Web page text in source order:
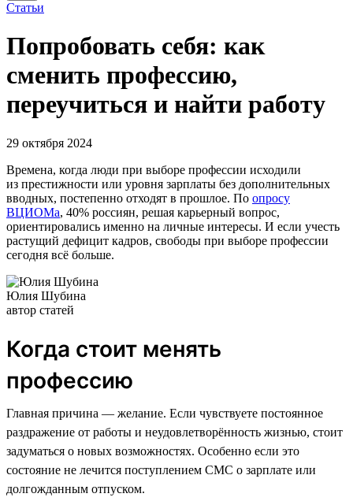
Статьи
Попробовать себя: как
сменить профессию,
переучиться и найти работу
29 октября 2024
Времена, когда люди при выборе профессии исходили
из престижности или уровня зарплаты без дополнительных
вводных, постепенно отходят в прошлое. По опросу
ВЦИОМа, 40% россиян, решая карьерный вопрос,
ориентировались именно на личные интересы. И если учесть
растущий дефицит кадров, свободы при выборе профессии
сегодня всё больше.
Юлия Шубина
автор статей
Когда стоит менять
профессию
Главная причина — желание. Если чувствуете постоянное
раздражение от работы и неудовлетворённость жизнью, стоит
задуматься о новых возможностях. Особенно если это
состояние не лечится поступлением СМС о зарплате или
долгожданным отпуском.